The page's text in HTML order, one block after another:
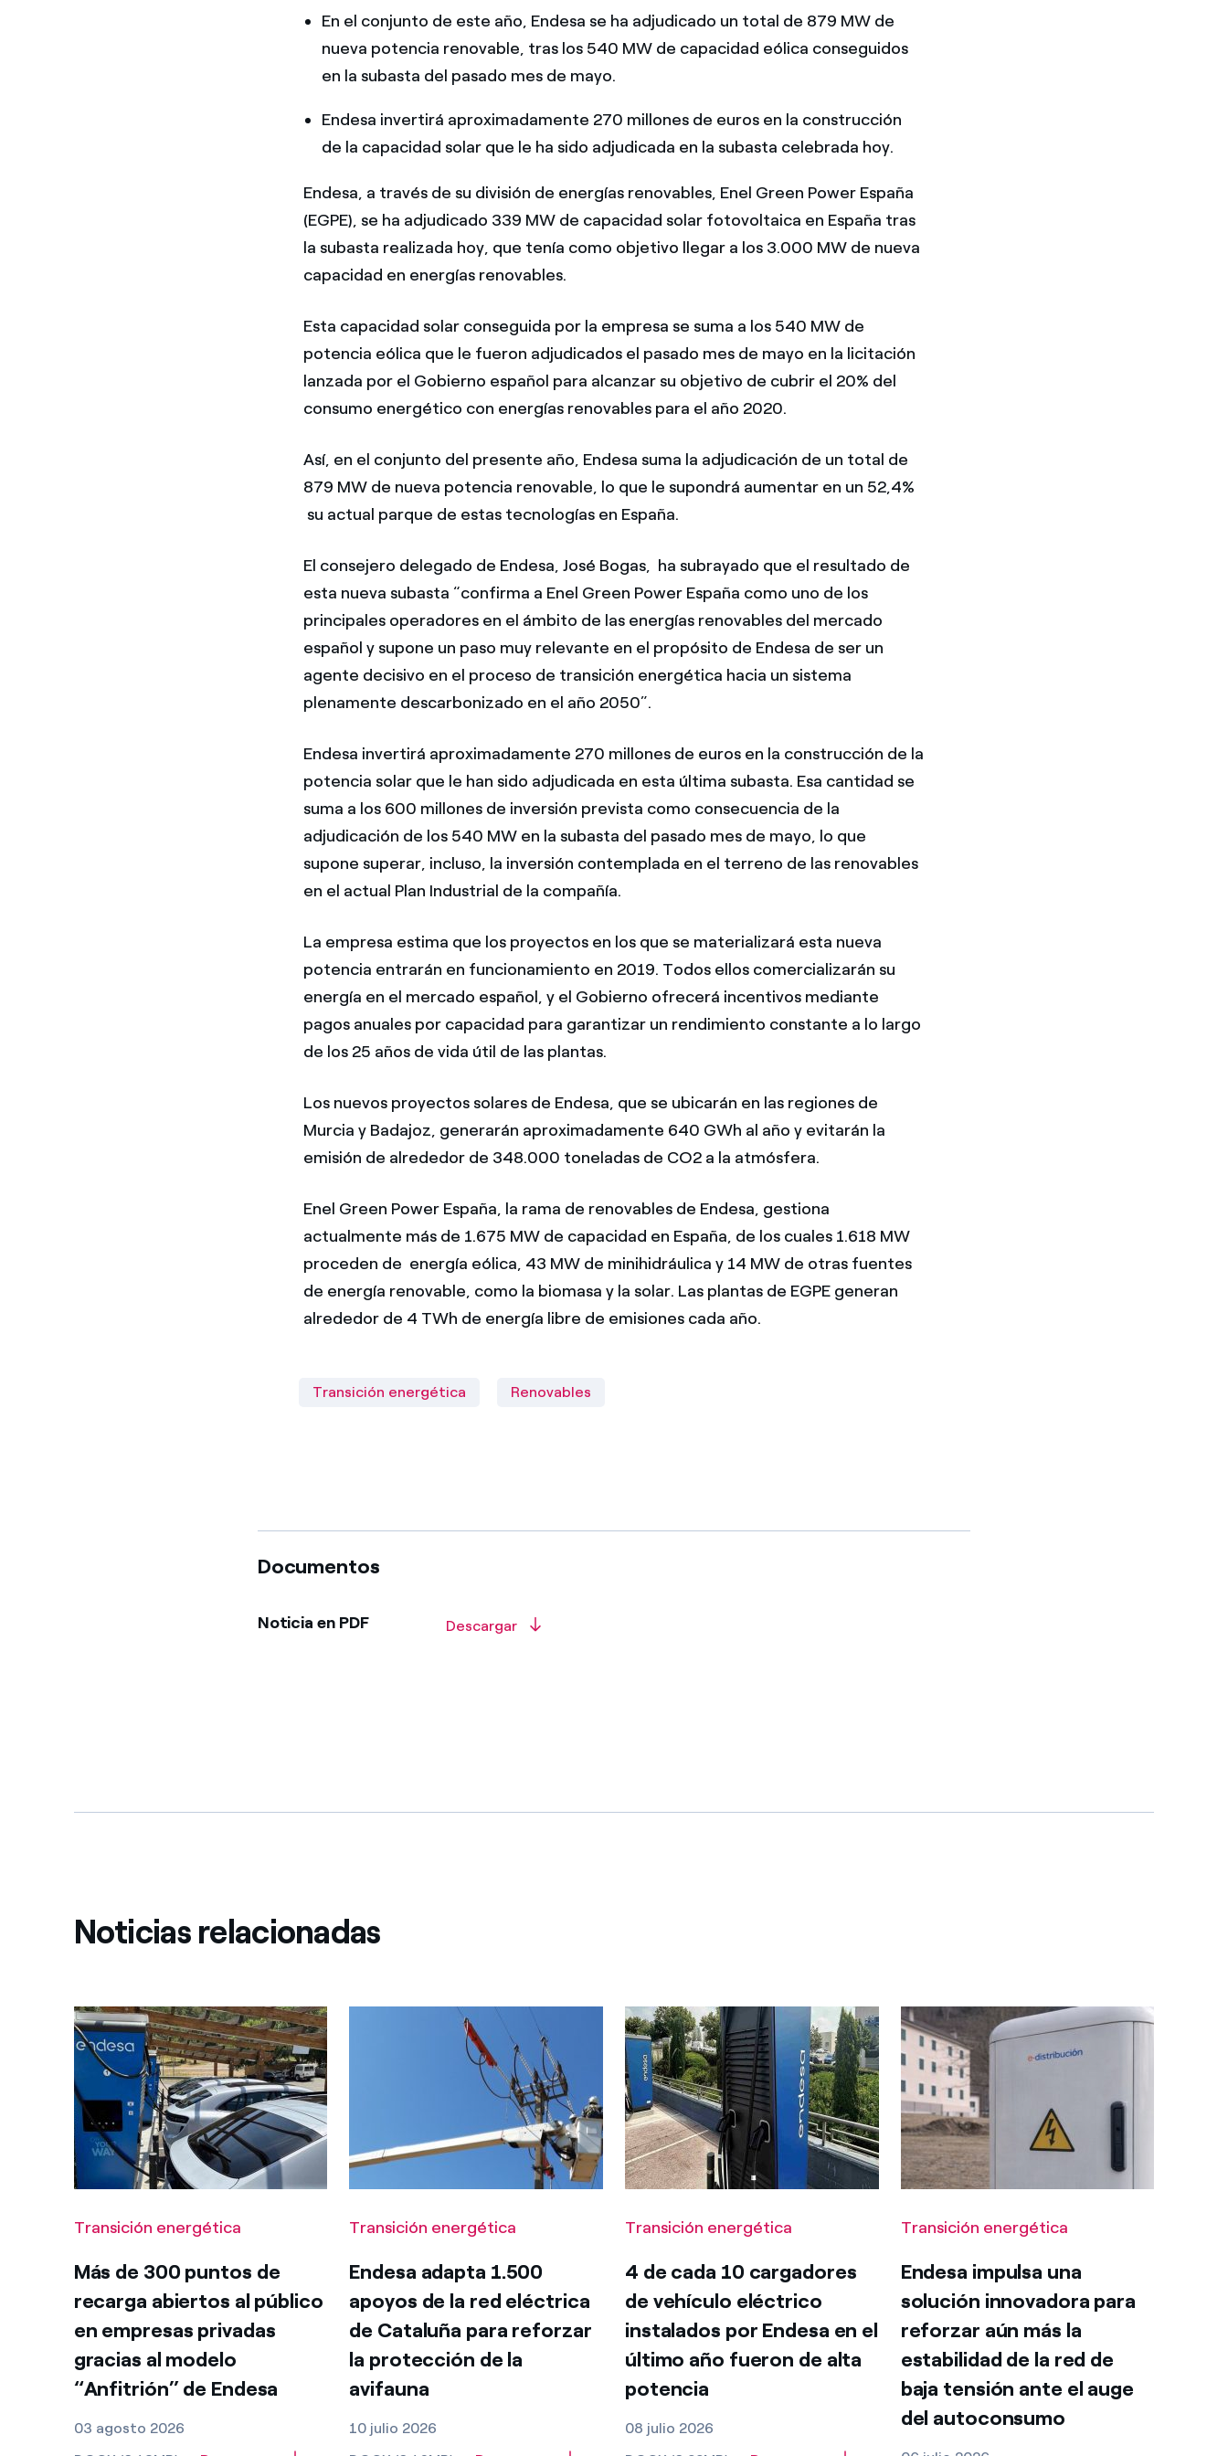
En el conjunto de este año, Endesa se ha adjudicado un total de 879 MW de
nueva potencia renovable, tras los 540 MW de capacidad eólica conseguidos
en la subasta del pasado mes de mayo.
Endesa invertirá aproximadamente 270 millones de euros en la construcción
de la capacidad solar que le ha sido adjudicada en la subasta celebrada hoy.
Endesa, a través de su división de energías renovables, Enel Green Power España
(EGPE), se ha adjudicado 339 MW de capacidad solar fotovoltaica en España tras
la subasta realizada hoy, que tenía como objetivo llegar a los 3.000 MW de nueva
capacidad en energías renovables.
Esta capacidad solar conseguida por la empresa se suma a los 540 MW de
potencia eólica que le fueron adjudicados el pasado mes de mayo en la licitación
lanzada por el Gobierno español para alcanzar su objetivo de cubrir el 20% del
consumo energético con energías renovables para el año 2020.
Así, en el conjunto del presente año, Endesa suma la adjudicación de un total de
879 MW de nueva potencia renovable, lo que le supondrá aumentar en un 52,4%
su actual parque de estas tecnologías en España.
El consejero delegado de Endesa, José Bogas, ha subrayado que el resultado de
esta nueva subasta “confirma a Enel Green Power España como uno de los
principales operadores en el ámbito de las energías renovables del mercado
español y supone un paso muy relevante en el propósito de Endesa de ser un
agente decisivo en el proceso de transición energética hacia un sistema
plenamente descarbonizado en el año 2050”.
Endesa invertirá aproximadamente 270 millones de euros en la construcción de la
potencia solar que le han sido adjudicada en esta última subasta. Esa cantidad se
suma a los 600 millones de inversión prevista como consecuencia de la
adjudicación de los 540 MW en la subasta del pasado mes de mayo, lo que
supone superar, incluso, la inversión contemplada en el terreno de las renovables
en el actual Plan Industrial de la compañía.
La empresa estima que los proyectos en los que se materializará esta nueva
potencia entrarán en funcionamiento en 2019. Todos ellos comercializarán su
energía en el mercado español, y el Gobierno ofrecerá incentivos mediante
pagos anuales por capacidad para garantizar un rendimiento constante a lo largo
de los 25 años de vida útil de las plantas.
Los nuevos proyectos solares de Endesa, que se ubicarán en las regiones de
Murcia y Badajoz, generarán aproximadamente 640 GWh al año y evitarán la
emisión de alrededor de 348.000 toneladas de CO2 a la atmósfera.
Enel Green Power España, la rama de renovables de Endesa, gestiona
actualmente más de 1.675 MW de capacidad en España, de los cuales 1.618 MW
proceden de energía eólica, 43 MW de minihidráulica y 14 MW de otras fuentes
de energía renovable, como la biomasa y la solar. Las plantas de EGPE generan
alrededor de 4 TWh de energía libre de emisiones cada año.
Transición energética Renovables
Documentos
Noticia en PDF Descargar
Noticias relacionadas
Transición energética
Más de 300 puntos de
recarga abiertos al público
en empresas privadas
gracias al modelo
“Anfitrión” de Endesa
03 agosto 2026
Transición energética
Endesa adapta 1.500
apoyos de la red eléctrica
de Cataluña para reforzar
la protección de la
avifauna
10 julio 2026
Transición energética
4 de cada 10 cargadores
de vehículo eléctrico
instalados por Endesa en el
último año fueron de alta
potencia
08 julio 2026
Transición energética
Endesa impulsa una
solución innovadora para
reforzar aún más la
estabilidad de la red de
baja tensión ante el auge
del autoconsumo